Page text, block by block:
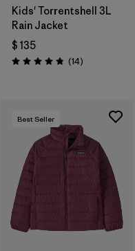
Kids' Torrentshell 3L
Rain Jacket
$ 135
Valoración: 4.9 / 5
(14Comentarios
)
Best Seller